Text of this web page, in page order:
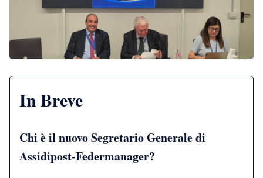
In Breve
Chi è il nuovo Segretario Generale di
Assidipost-Federmanager?